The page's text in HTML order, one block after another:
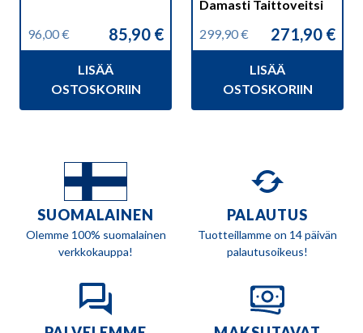
96,00€
Alkuperäinen
hinta
96,00 €.
85,90 €
Nykyinen
hinta
85,90 €.
LISÄÄ
OSTOSKORIIN
Damasti Taittoveitsi
299,90€
Alkuperäinen
hinta
299,90 €.
271,90 €
Nykyinen
hinta
271,90 €.
LISÄÄ
OSTOSKORIIN
SUOMALAINEN
Olemme 100% suomalainen
verkkokauppa!
PALAUTUS
Tuotteillamme on 14 päivän
palautusoikeus!